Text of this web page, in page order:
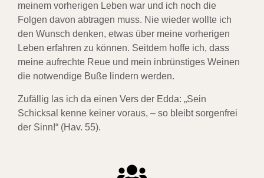
meinem vorherigen Leben war und ich noch die
Folgen davon abtragen muss. Nie wieder wollte ich
den Wunsch denken, etwas über meine vorherigen
Leben erfahren zu können. Seitdem hoffe ich, dass
meine aufrechte Reue und mein inbrünstiges Weinen
die notwendige Buße lindern werden.
Zufällig las ich da einen Vers der Edda: „Sein
Schicksal kenne keiner voraus, – so bleibt sorgenfrei
der Sinn!“ (Hav. 55).